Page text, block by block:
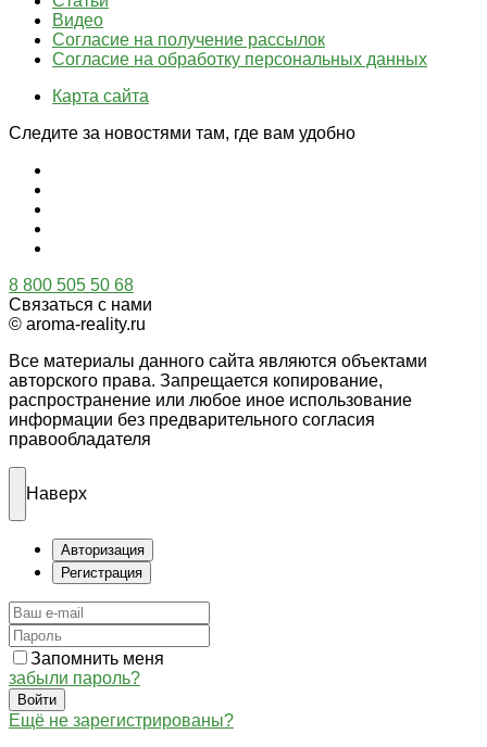
Видео
Согласие на получение рассылок
Согласие на обработку персональных данных
Карта сайта
Следите за новостями там, где вам удобно
8 800 505 50 68
Связаться с нами
© aroma-reality.ru
Все материалы данного сайта являются объектами
авторского права. Запрещается копирование,
распространение или любое иное использование
информации без предварительного согласия
правообладателя
Наверх
Авторизация
Регистрация
Запомнить меня
забыли пароль?
Войти
Ещё не зарегистрированы?